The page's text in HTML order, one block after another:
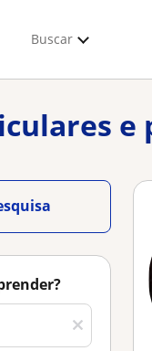
Buscar
e